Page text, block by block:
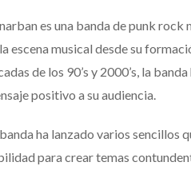
es una banda de punk
escena musical desde su
de los 90’s y 2000’s, la
positivo a su audiencia.
ha lanzado varios sencillos
para crear temas